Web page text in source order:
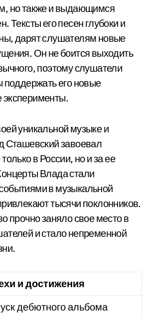
но также и выдающимся
Тексты его песен глубоки и
дарят слушателям новые
Он не боится выходить
поэтому слушатели
поддержать его новые
уникальной музыке и
Сташевский завоевал
в России, но и за ее
Влада стали
в музыкальной
тысячи поклонников.
прочно заняло свое место в
и стало непременной
и достижения
дебютного альбома